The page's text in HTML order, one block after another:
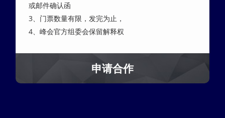
或邮件确认函
3、门票数量有限，发完为止，
4、峰会官方组委会保留解释权
申请合作